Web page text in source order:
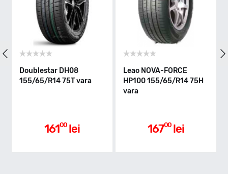
Clasa de eficienta
C
Doublestar DH08
155/65/R14 75T vara
16100 lei
Leao NOVA-FORCE
HP100 155/65/R14 75H
vara
16700 lei